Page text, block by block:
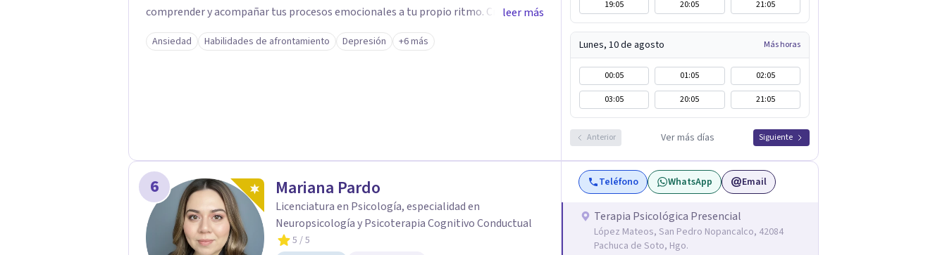
comprender y acompañar tus procesos emocionales a tu propio ritmo. Creo
firmemente en la importancia de construir juntos herramientas que fortalezcan el
bienestar, la autonomía y el sentido de vida. Será un gusto acompañarte en este
leer más
Ansiedad Habilidades de afrontamiento Depresión +6 más
19:05
20:05 21:05
Lunes, 10 de agosto Más horas
00:05 01:05
02:05
03:05
20:05 21:05
Anterior Ver más días Siguiente
6 Mariana Pardo
Licenciatura en Psicología, especialidad en
Neuropsicología y Psicoterapia Cognitivo Conductual
5 / 5
Teléfono WhatsApp Email
Terapia Psicológica Presencial
López Mateos, San Pedro Nopancalco, 42084
Pachuca de Soto, Hgo.